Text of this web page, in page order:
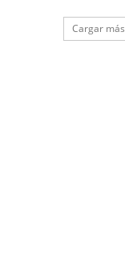
Cargar más